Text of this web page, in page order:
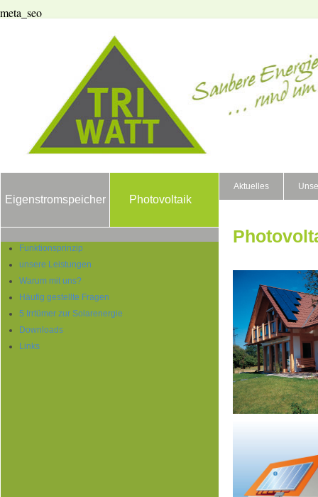
meta_seo
Eigenstromspeicher Photovoltaik
Aktuelles
Funktionsprinzip
unsere Leistungen
Warum mit uns?
Häufig gestellte Fragen
5 Irrtümer zur Solarenergie
Downloads
Links